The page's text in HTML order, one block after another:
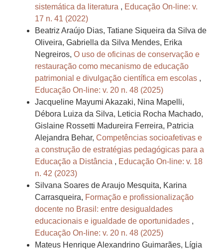
sistemática da literatura , Educação On-line: v.
17 n. 41 (2022)
Beatriz Araújo Dias, Tatiane Siqueira da Silva de
Oliveira, Gabriella da Silva Mendes, Erika
Negreiros, O uso de oficinas de conservação e
restauração como mecanismo de educação
patrimonial e divulgação científica em escolas ,
Educação On-line: v. 20 n. 48 (2025)
Jacqueline Mayumi Akazaki, Nina Mapelli,
Débora Luiza da Silva, Leticia Rocha Machado,
Gislaine Rossetti Madureira Ferreira, Patricia
Alejandra Behar, Competências socioafetivas e
a construção de estratégias pedagógicas para a
Educação a Distância , Educação On-line: v. 18
n. 42 (2023)
Silvana Soares de Araujo Mesquita, Karina
Carrasqueira, Formação e profissionalização
docente no Brasil: entre desigualdades
educacionais e igualdade de oportunidades ,
Educação On-line: v. 20 n. 48 (2025)
Mateus Henrique Alexandrino Guimarães, Lígia